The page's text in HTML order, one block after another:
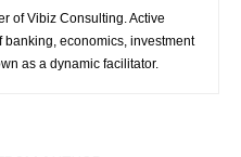
of Vibiz Consulting. Active
economics, investment
as a dynamic facilitator.